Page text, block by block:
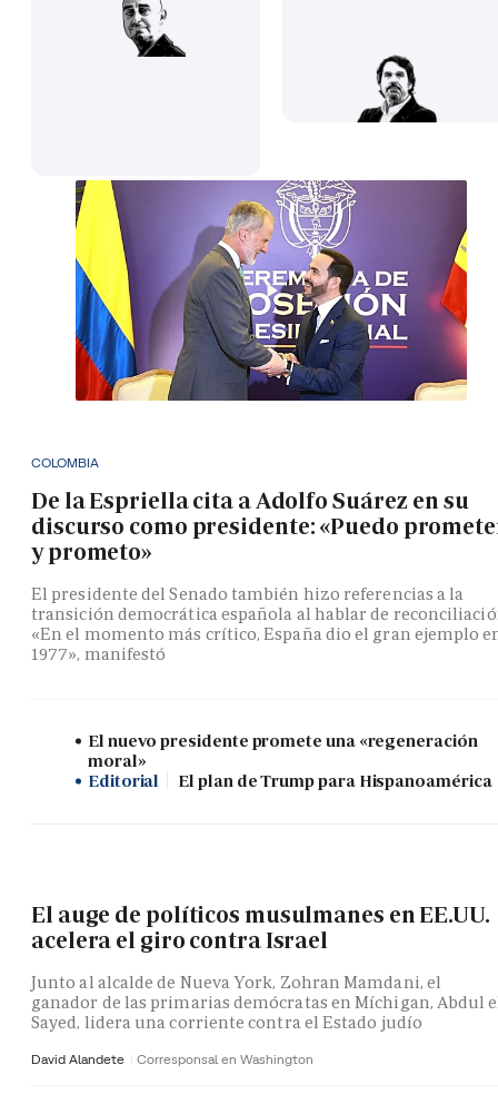
COLOMBIA
De la Espriella cita a Adolfo Suárez en su
discurso como presidente: «Puedo
y prometo»
El presidente del Senado también hizo referencias a la
transición democrática española al hablar de
«En el momento más crítico, España dio el gran ejemplo
1977», manifestó
El nuevo presidente promete una «regeneración
moral»
Editorial
El plan de Trump para Hispanoamérica
El auge de políticos musulmanes en EE.UU.
acelera el giro contra Israel
Junto al alcalde de Nueva York, Zohran Mamdani, el
ganador de las primarias demócratas en Míchigan, Abdul
Sayed, lidera una corriente contra el Estado judío
David Alandete Corresponsal en Washington